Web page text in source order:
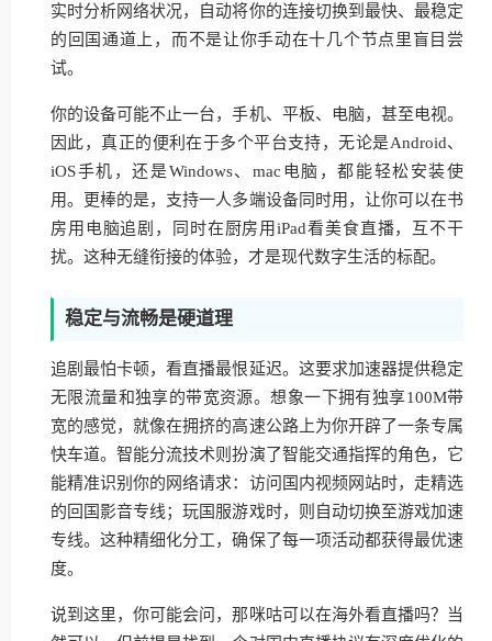
实时分析网络状况，自动将你的连接切换到最快、最稳定
的回国通道上，而不是让你手动在十几个节点里盲目尝
试。
你的设备可能不止一台，手机、平板、电脑，甚至电视。
因此，真正的便利在于多个平台支持，无论是Android、
iOS手机，还是Windows、mac电脑，都能轻松安装使
用。更棒的是，支持一人多端设备同时用，让你可以在书
房用电脑追剧，同时在厨房用iPad看美食直播，互不干
扰。这种无缝衔接的体验，才是现代数字生活的标配。
稳定与流畅是硬道理
追剧最怕卡顿，看直播最恨延迟。这要求加速器提供稳定
无限流量和独享的带宽资源。想象一下拥有独享100M带
宽的感觉，就像在拥挤的高速公路上为你开辟了一条专属
快车道。智能分流技术则扮演了智能交通指挥的角色，它
能精准识别你的网络请求：访问国内视频网站时，走精选
的回国影音专线；玩国服游戏时，则自动切换至游戏加速
专线。这种精细化分工，确保了每一项活动都获得最优速
度。
说到这里，你可能会问，那咪咕可以在海外看直播吗？当